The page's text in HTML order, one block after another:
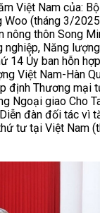
Việt Nam của:
Woo (tháng 3/
nông thôn Song
Năng
14 Ủy ban hỗn
Việt Nam-Hàn
định Thương mại
Ngoại giao Cho
đàn đối tác vì
tư tại Việt Nam